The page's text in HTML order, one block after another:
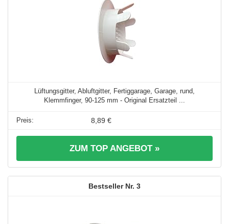
Lüftungsgitter, Abluftgitter, Fertiggarage, Garage, rund,
Klemmfinger, 90-125 mm - Original Ersatzteil ...
8,89 €
ZUM TOP ANGEBOT »
3